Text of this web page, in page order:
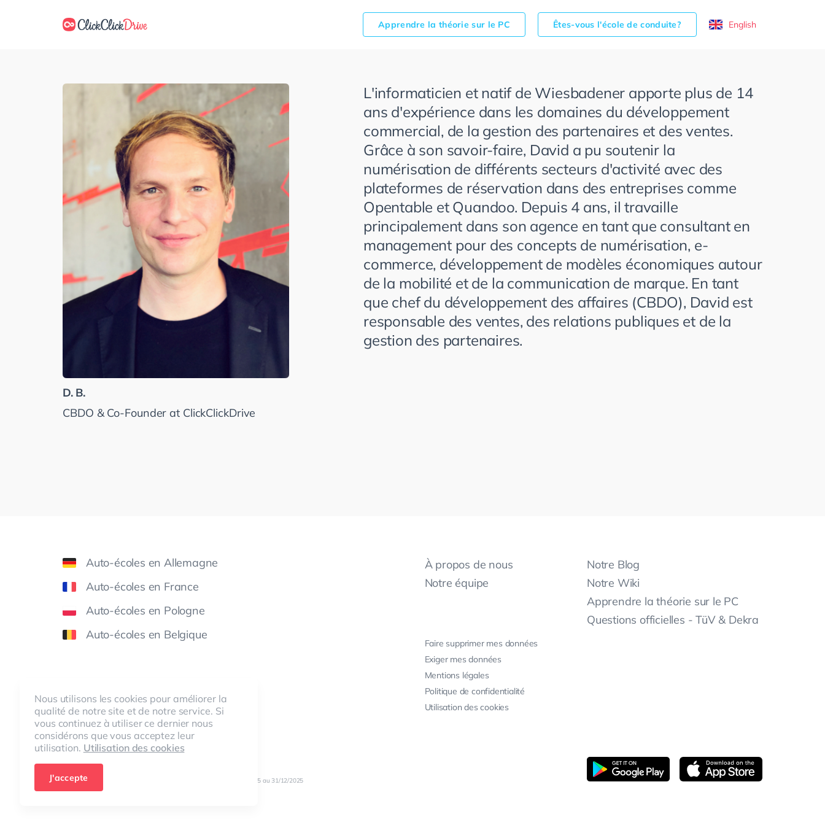
Nous utilisons les cookies pour améliorer la
qualité de notre site et de notre service. Si
vous continuez à utiliser ce dernier nous
considérons que vous acceptez leur
utilisation. Utilisation des cookies
J'accepte
Apprendre la théorie sur le PC Êtes-vous l'école de conduite? English
D. B.
CBDO & Co-Founder at ClickClickDrive
L'informaticien et natif de Wiesbadener apporte plus de 14
ans d'expérience dans les domaines du développement
commercial, de la gestion des partenaires et des ventes.
Grâce à son savoir-faire, David a pu soutenir la
numérisation de différents secteurs d'activité avec des
plateformes de réservation dans des entreprises comme
Opentable et Quandoo. Depuis 4 ans, il travaille
principalement dans son agence en tant que consultant en
management pour des concepts de numérisation, e-
commerce, développement de modèles économiques autour
de la mobilité et de la communication de marque. En tant
que chef du développement des affaires (CBDO), David est
responsable des ventes, des relations publiques et de la
gestion des partenaires.
Auto-écoles en Allemagne
Auto-écoles en France
Auto-écoles en Pologne
Auto-écoles en Belgique
Nombre de visiteurs sur nos sites web durant la période du 01/01/2025 au 31/12/2025
À propos de nous
Notre équipe
Faire supprimer mes données
Exiger mes données
Mentions légales
Politique de confidentialité
Utilisation des cookies
Notre Blog
Notre Wiki
Apprendre la théorie sur le PC
Questions officielles - TüV & Dekra
Datenschutzkonform
DSGV O